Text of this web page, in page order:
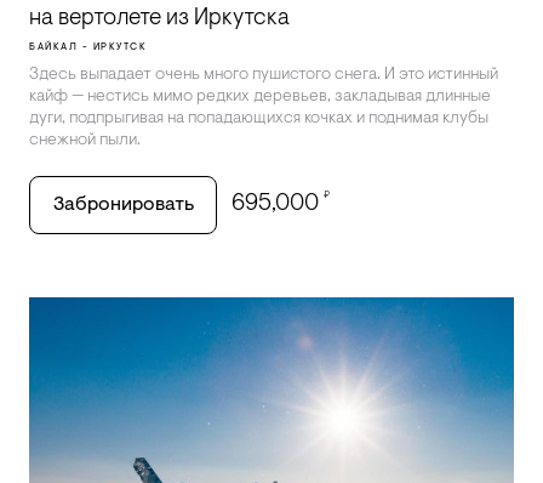
на вертолете из Иркутска
БАЙКАЛ - ИРКУТСК
Здесь выпадает очень много пушистого снега. И это истинный
кайф — нестись мимо редких деревьев, закладывая длинные
дуги, подпрыгивая на попадающихся кочках и поднимая клубы
снежной пыли.
Забронировать 695,000 ₽